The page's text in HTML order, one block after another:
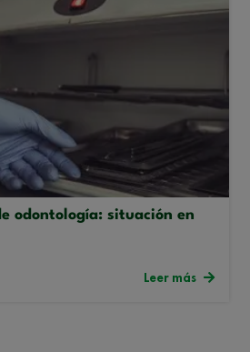
odontología: situación en
Leer más